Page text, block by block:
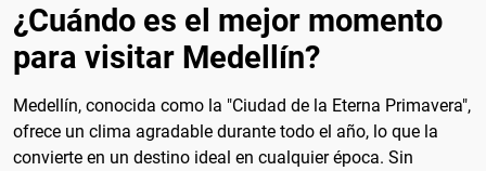
¿Cuándo es el mejor momento
para visitar Medellín?
Medellín, conocida como la "Ciudad de la Eterna Primavera",
ofrece un clima agradable durante todo el año, lo que la
convierte en un destino ideal en cualquier época. Sin